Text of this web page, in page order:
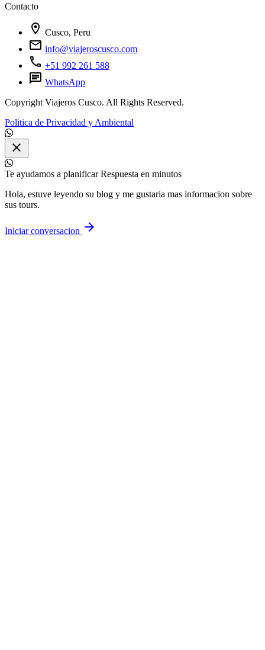
Contacto
location_on Cusco, Peru
mail info@viajeroscusco.com
call +51 992 261 588
chat WhatsApp
Copyright Viajeros Cusco. All Rights Reserved.
Politica de Privacidad y Ambiental
close
Te ayudamos a planificar Respuesta en minutos
Hola, estuve leyendo su blog y me gustaria mas informacion sobre
sus tours.
Iniciar conversacion arrow_forward